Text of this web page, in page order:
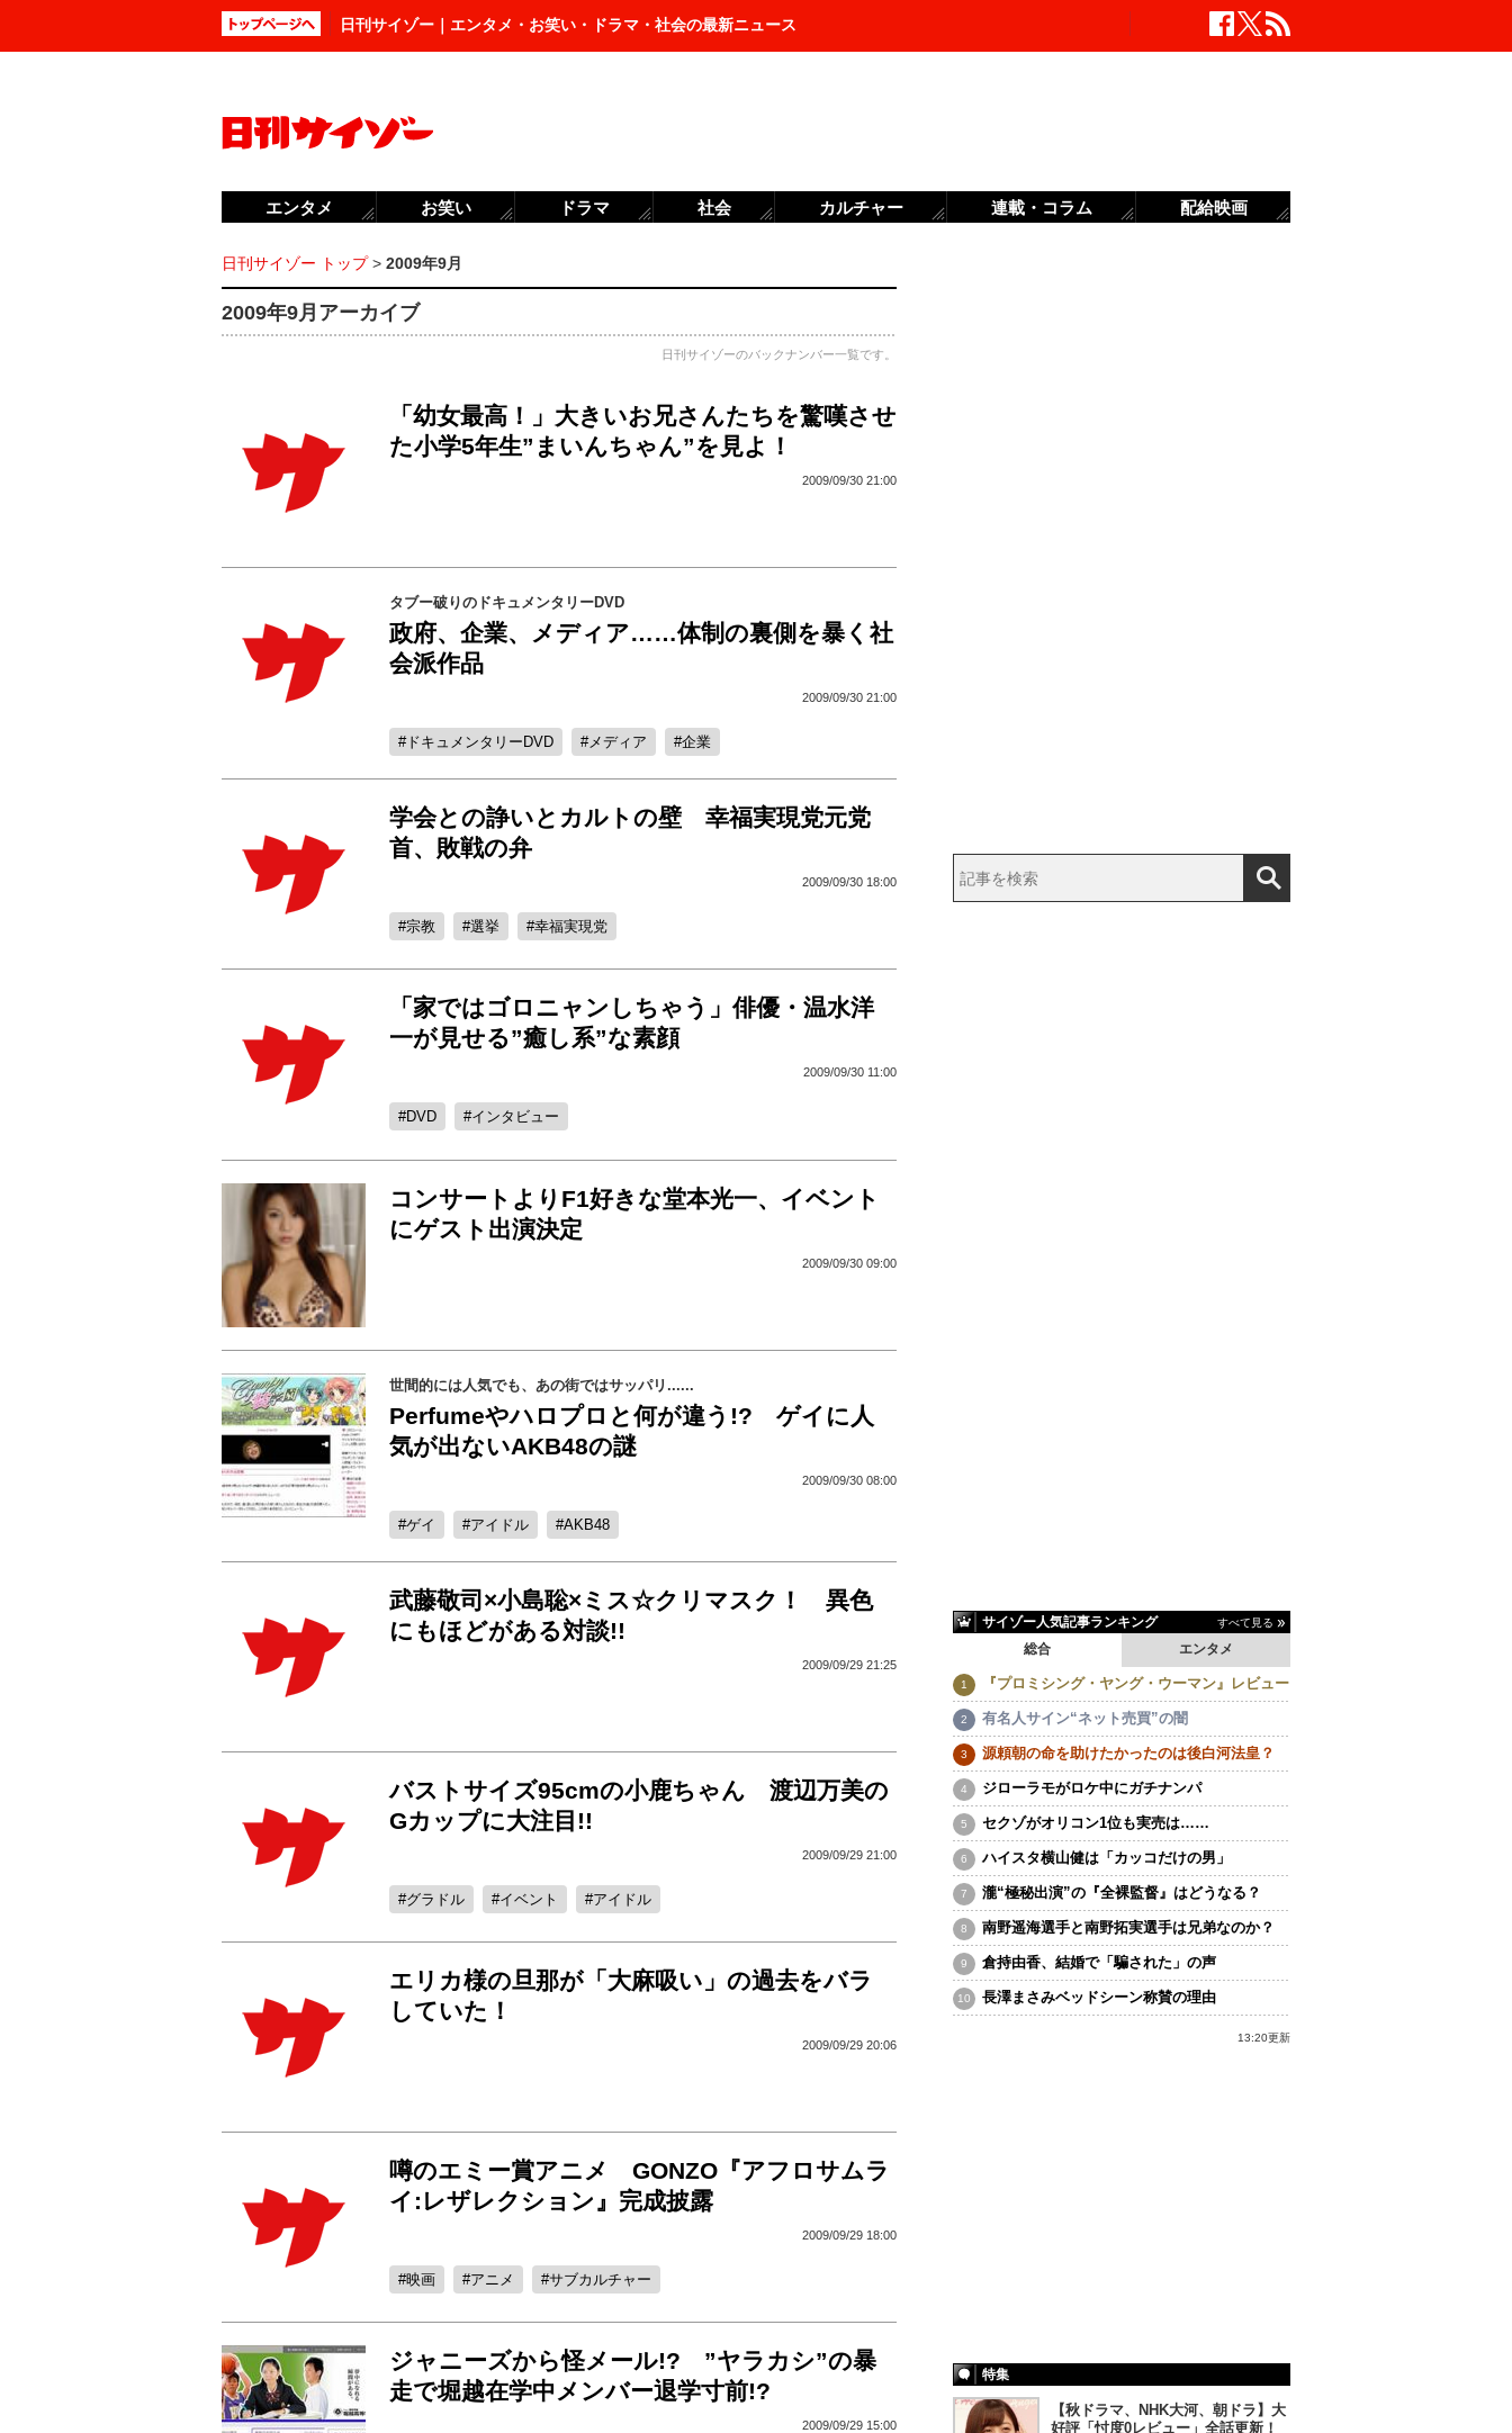
日刊サイゾー｜エンタメ・お笑い・ドラマ・社会の最新ニュース
日刊サイゾー トップ> 2009年9月
2009年9月アーカイブ
日刊サイゾーのバックナンバー一覧です。
「幼女最高！」大きいお兄さんたちを驚嘆させ
た小学5年生”まいんちゃん”を見よ！
2009/09/30 21:00
タブー破りのドキュメンタリーDVD
政府、企業、メディア……体制の裏側を暴く社
会派作品
2009/09/30 21:00
ドキュメンタリーDVD メディア 企業
学会との諍いとカルトの壁 幸福実現党元党
首、敗戦の弁
2009/09/30 18:00
宗教 選挙 幸福実現党
「家ではゴロニャンしちゃう」俳優・温水洋
一が見せる”癒し系”な素顔
2009/09/30 11:00
DVD インタビュー
コンサートよりF1好きな堂本光一、イベント
にゲスト出演決定
2009/09/30 09:00
世間的には人気でも、あの街ではサッパリ......
Perfumeやハロプロと何が違う!? ゲイに人
気が出ないAKB48の謎
2009/09/30 08:00
ゲイ アイドル AKB48
武藤敬司×小島聡×ミス☆クリマスク！ 異色
にもほどがある対談!!
2009/09/29 21:25
バストサイズ95cmの小鹿ちゃん 渡辺万美の
Gカップに大注目!!
2009/09/29 21:00
グラドル イベント アイドル
エリカ様の旦那が「大麻吸い」の過去をバラ
していた！
2009/09/29 20:06
噂のエミー賞アニメ GONZO『アフロサムラ
イ:レザレクション』完成披露
2009/09/29 18:00
映画 アニメ サブカルチャー
ジャニーズから怪メール!? ”ヤラカシ”の暴
走で堀越在学中メンバー退学寸前!?
2009/09/29 15:00
サイゾー人気記事ランキング すべて見る
エンタメ
総合
『プロミシング・ヤング・ウーマン』レビュー
有名人サイン“ネット売買”の闇
源頼朝の命を助けたかったのは後白河法皇？
ジローラモがロケ中にガチナンパ
セクゾがオリコン1位も実売は……
ハイスタ横山健は「カッコだけの男」
瀧“極秘出演”の『全裸監督』はどうなる？
南野遥海選手と南野拓実選手は兄弟なのか？
倉持由香、結婚で「騙された」の声
長澤まさみベッドシーン称賛の理由
13:20更新
特集
【秋ドラマ、NHK大河、朝ドラ】大
好評「忖度0レビュー」全話更新！
エンタメ お笑い ドラマ 社会 カルチャー 連載・コラム 配給映画